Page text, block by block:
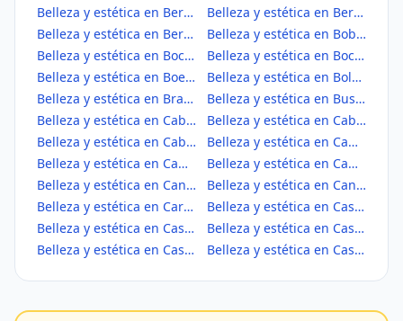
Belleza y estética en Bercero
Belleza y estética en Berceruelo
Belleza y estética en Berrueces
Belleza y estética en Bobadilla del Campo
Belleza y estética en Bocigas
Belleza y estética en Bocos de Duero
Belleza y estética en Boecillo
Belleza y estética en Bolaños de Campos
Belleza y estética en Brahojos de Medina
Belleza y estética en Bustillo de Chaves
Belleza y estética en Cabezón de Pisuerga
Belleza y estética en Cabezón de Valderaduey
Belleza y estética en Cabreros del Monte
Belleza y estética en Campaspero
Belleza y estética en Campillo, El
Belleza y estética en Camporredondo
Belleza y estética en Canalejas de Peñafiel
Belleza y estética en Canillas de Esgueva
Belleza y estética en Carpio
Belleza y estética en Casasola de Arión
Belleza y estética en Castrejón de Trabancos
Belleza y estética en Castrillo de Duero
Belleza y estética en Castrillo-Tejeriego
Belleza y estética en Castrobol